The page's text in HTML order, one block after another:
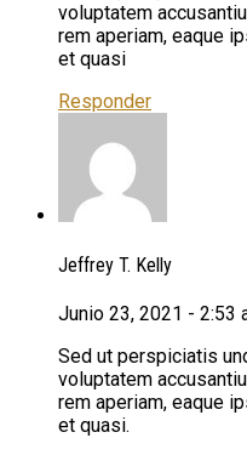
voluptatem
rem aperiam, eaque
et quasi
Responder
Jeffrey T. Kelly
Junio 23, 2021 - 2:53
Sed ut perspiciatis
voluptatem
rem aperiam, eaque
et quasi.